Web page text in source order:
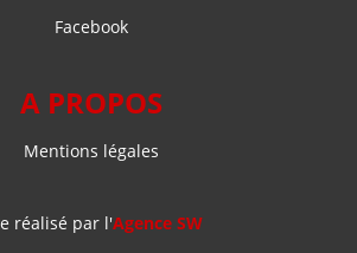
Facebook
A PROPOS
Mentions légales
réalisé par l'Agence SW